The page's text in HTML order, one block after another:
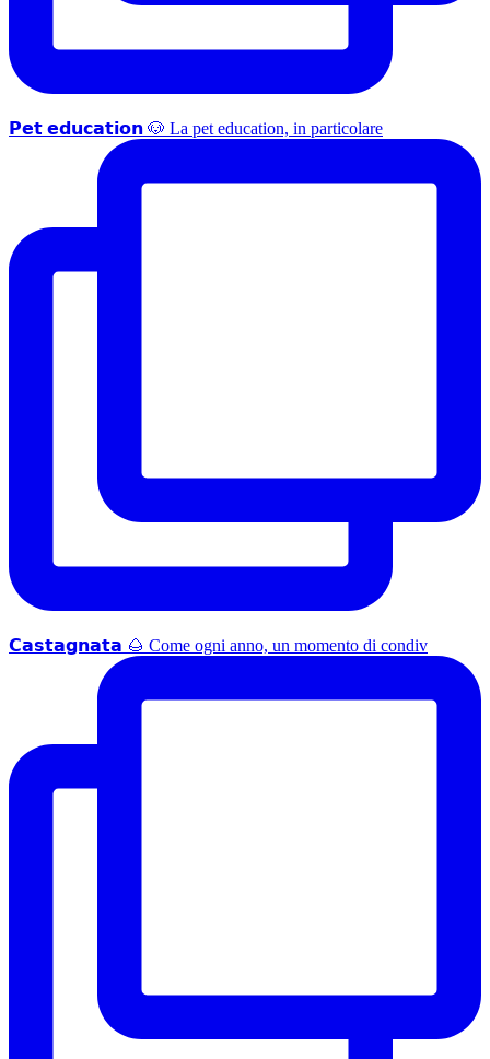
𝗣𝗲𝘁 𝗲𝗱𝘂𝗰𝗮𝘁𝗶𝗼𝗻 🐶 La pet education, in particolare
𝗖𝗮𝘀𝘁𝗮𝗴𝗻𝗮𝘁𝗮 🌰 Come ogni anno, un momento di condiv